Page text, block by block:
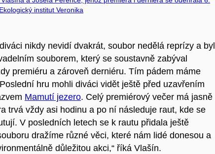
institut Veronika
nikdy nevidí dvakrát, soubor nedělá reprízy a byl
souborem, který se soustavně zabýval
premiéru a zároveň derniéru. Tím pádem máme
hru mohli diváci vidět ještě před uzavřením
Mamutí jezero. Celý premiérový večer má jasně
trvá vždy asi hodinu a po ní následuje raut, kde se
V posledních letech se k rautu přidala ještě
dražíme různé věci, které nám lidé donesou a
důležitou akci,“ říká Vlašín.